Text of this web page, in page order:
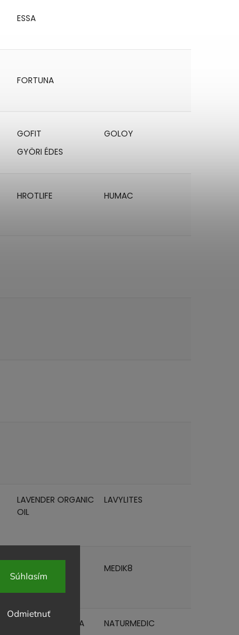
Odmietnuť
Súhlasím
ESSA
FORTUNA
GOFIT
GOLOY
GYÖRI ÉDES
HROTLIFE
HUMAC
LAVENDER ORGANIC
OIL
LAVYLITES
MEDIK8
NATURAL JIHLAVA
NATURMEDIC